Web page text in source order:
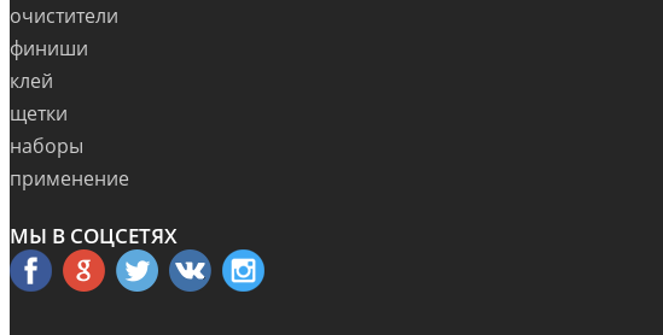
очистители
финиши
клей
щетки
наборы
применение
МЫ В СОЦСЕТЯХ